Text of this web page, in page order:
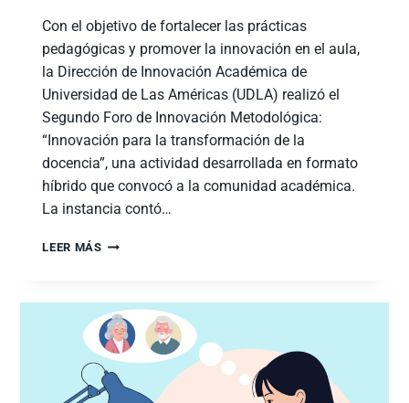
Con el objetivo de fortalecer las prácticas
pedagógicas y promover la innovación en el aula,
la Dirección de Innovación Académica de
Universidad de Las Américas (UDLA) realizó el
Segundo Foro de Innovación Metodológica:
“Innovación para la transformación de la
docencia”, una actividad desarrollada en formato
híbrido que convocó a la comunidad académica.
La instancia contó…
LEER MÁS